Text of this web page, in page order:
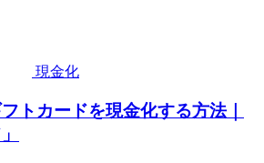
現金化
トカードを現金化する方法｜